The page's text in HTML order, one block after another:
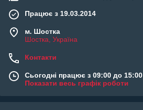
Працює з 19.03.2014
м. Шостка
Шостка, Україна
Контакти
Сьогодні працює з 09:00 до 15:00
Показати весь графік роботи